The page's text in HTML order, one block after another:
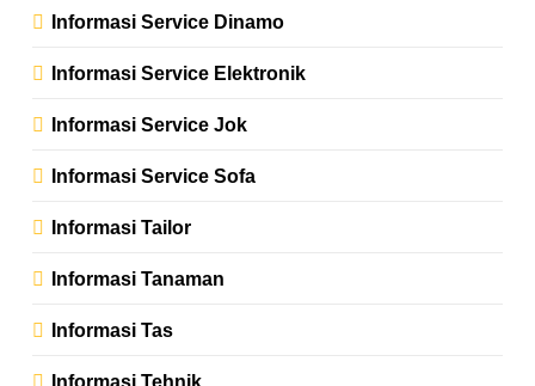
Informasi Service Dinamo
Informasi Service Elektronik
Informasi Service Jok
Informasi Service Sofa
Informasi Tailor
Informasi Tanaman
Informasi Tas
Informasi Tehnik